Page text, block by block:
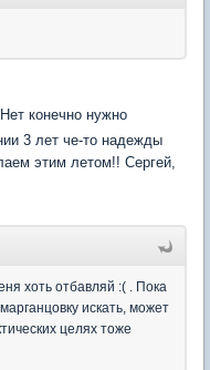
Нет конечно нужно
3 лет че-то надежды
этим летом!! Сергей,
хоть отбавляй :( . Пока
искать, может
целях тоже